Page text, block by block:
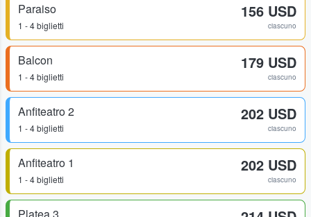
Paraiso
1 - 4 biglietti
156 USD
ciascuno
Balcon
1 - 4 biglietti
179 USD
ciascuno
Anfiteatro 2
1 - 4 biglietti
202 USD
ciascuno
Anfiteatro 1
1 - 4 biglietti
202 USD
ciascuno